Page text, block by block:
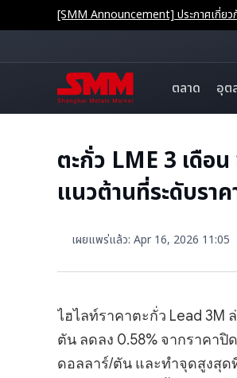
[SMM Announcement] ประกาศเกี่ยว
ตลาด อุต
ตะกั่ว LME 3 เดือ
แนวต้านที่ระดับร
เผยแพร่แล้ว: Apr 16, 2026 11:05
ไฮไลท์ราคาตะกั่ว Lead 3M
ตัน ลดลง 0.58% จากราคา
ดอลลาร์/ตัน และทำจุดสูงสุ